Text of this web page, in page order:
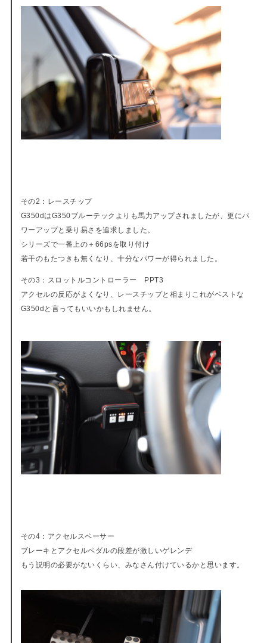
その2：レースチップ
G350dはG350ブルーテックよりも馬力アップされましたが、更にパ
ワーアップと乗り易さを追求しました。
シリーズで一番上の＋66psを取り付け
若干のもたつきも無くなり、十分なパワーが得られました。
その3：スロットルコントローラー PPT3
アクセルの反応がよくなり、レースチップと相まりこれがベストな
G350dと言ってもいいかもしれません。
その4：アクセルスペーサー
ブレーキとアクセルペダルの段差が激しいゲレンデ
もう説明の必要がないくらい、みなさん付けているかと思います。